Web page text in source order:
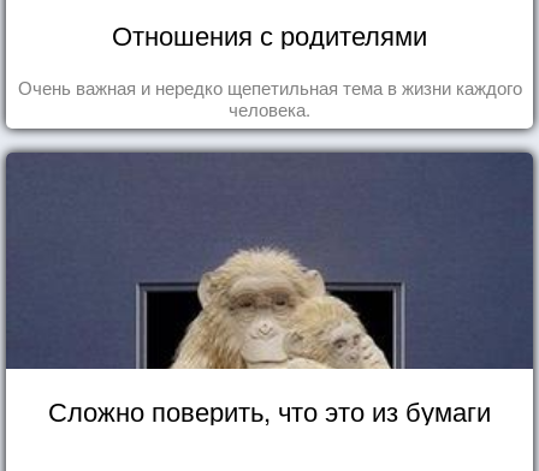
Отношения с родителями
Очень важная и нередко щепетильная тема в жизни каждого
человека.
Сложно поверить, что это из бумаги